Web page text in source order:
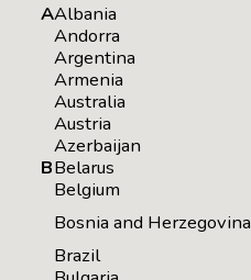
AAlbania
Andorra
Argentina
Armenia
Australia
Austria
Azerbaijan
BBelarus
Belgium
Bosnia and Herzegovina
Brazil